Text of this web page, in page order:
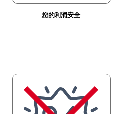
您的利润安全